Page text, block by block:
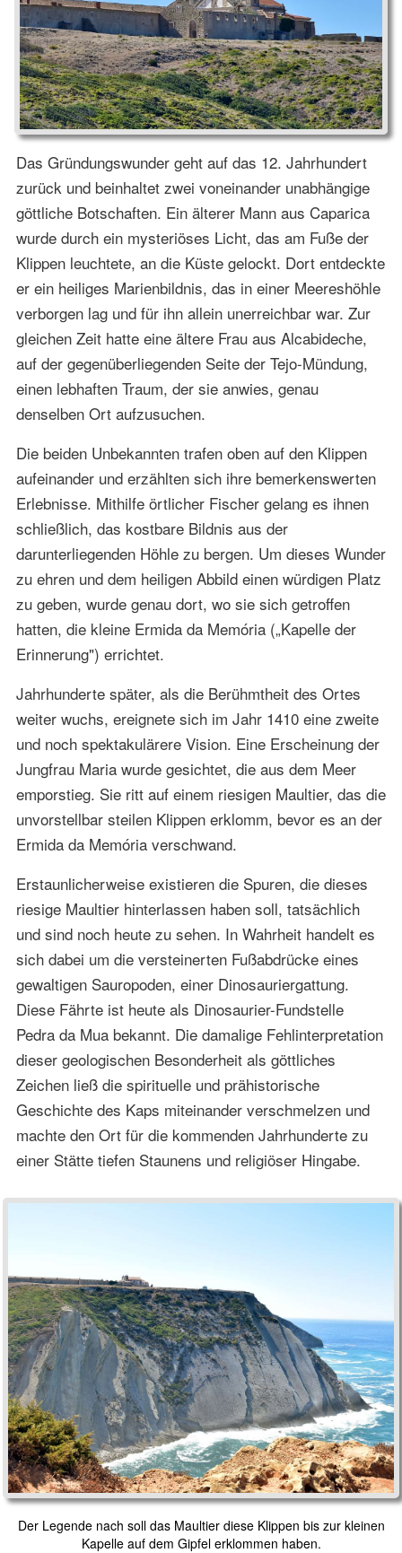
Das Gründungswunder geht auf das 12. Jahrhundert
zurück und beinhaltet zwei voneinander unabhängige
göttliche Botschaften. Ein älterer Mann aus Caparica
wurde durch ein mysteriöses Licht, das am Fuße der
Klippen leuchtete, an die Küste gelockt. Dort entdeckte
er ein heiliges Marienbildnis, das in einer Meereshöhle
verborgen lag und für ihn allein unerreichbar war. Zur
gleichen Zeit hatte eine ältere Frau aus Alcabideche,
auf der gegenüberliegenden Seite der Tejo-Mündung,
einen lebhaften Traum, der sie anwies, genau
denselben Ort aufzusuchen.
Die beiden Unbekannten trafen oben auf den Klippen
aufeinander und erzählten sich ihre bemerkenswerten
Erlebnisse. Mithilfe örtlicher Fischer gelang es ihnen
schließlich, das kostbare Bildnis aus der
darunterliegenden Höhle zu bergen. Um dieses Wunder
zu ehren und dem heiligen Abbild einen würdigen Platz
zu geben, wurde genau dort, wo sie sich getroffen
hatten, die kleine Ermida da Memória („Kapelle der
Erinnerung") errichtet.
Jahrhunderte später, als die Berühmtheit des Ortes
weiter wuchs, ereignete sich im Jahr 1410 eine zweite
und noch spektakulärere Vision. Eine Erscheinung der
Jungfrau Maria wurde gesichtet, die aus dem Meer
emporstieg. Sie ritt auf einem riesigen Maultier, das die
unvorstellbar steilen Klippen erklomm, bevor es an der
Ermida da Memória verschwand.
Erstaunlicherweise existieren die Spuren, die dieses
riesige Maultier hinterlassen haben soll, tatsächlich
und sind noch heute zu sehen. In Wahrheit handelt es
sich dabei um die versteinerten Fußabdrücke eines
gewaltigen Sauropoden, einer Dinosauriergattung.
Diese Fährte ist heute als Dinosaurier-Fundstelle
Pedra da Mua bekannt. Die damalige Fehlinterpretation
dieser geologischen Besonderheit als göttliches
Zeichen ließ die spirituelle und prähistorische
Geschichte des Kaps miteinander verschmelzen und
machte den Ort für die kommenden Jahrhunderte zu
einer Stätte tiefen Staunens und religiöser Hingabe.
Der Legende nach soll das Maultier diese Klippen bis zur kleinen
Kapelle auf dem Gipfel erklommen haben.